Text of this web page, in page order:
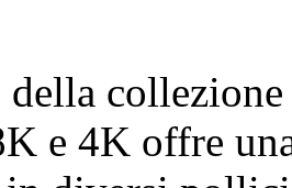
e 4K offre